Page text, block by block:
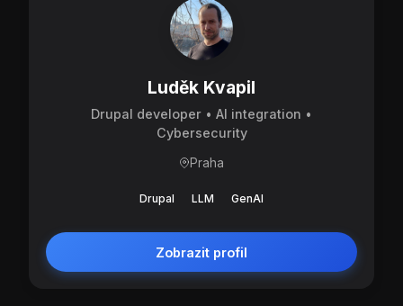
Luděk Kvapil
Drupal developer • AI integration •
Cybersecurity
Praha
Drupal LLM GenAI
Zobrazit profil